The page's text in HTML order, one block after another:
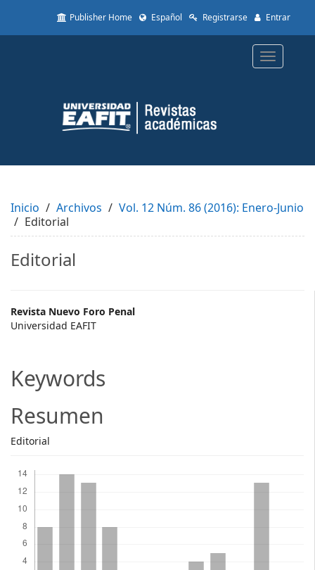
to
Content
Sidebar
Publisher Home Español Registrarse Entrar
Toggle
Inicio Archivos
Vol. 12 Núm. 86 (2016): Enero-Junio
Editorial
Editorial
Main
Article
Revista Nuevo Foro Penal
Universidad EAFIT
Keywords
Resumen
Editorial